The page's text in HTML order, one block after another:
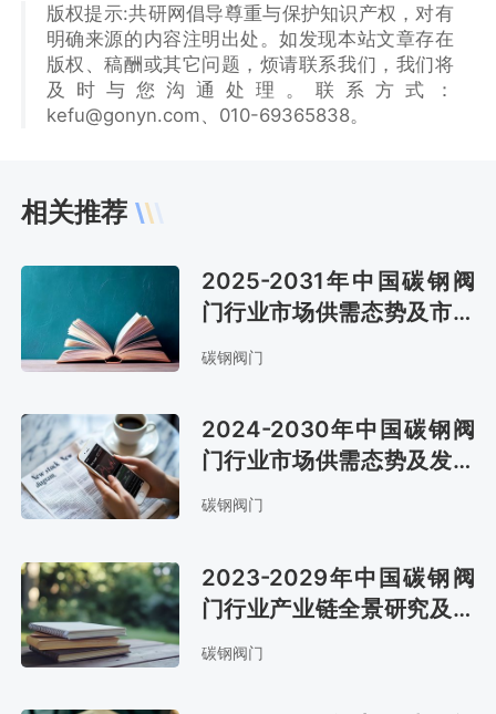
版权提示:共研网倡导尊重与保护知识产权，对有
明确来源的内容注明出处。如发现本站文章存在
版权、稿酬或其它问题，烦请联系我们，我们将
及时与您沟通处理。联系方式：
kefu@gonyn.com、010-69365838。
相关推荐
2025-2031年中国碳钢阀
门行业市场供需态势及市场
前景评估报告
碳钢阀门
2024-2030年中国碳钢阀
门行业市场供需态势及发展
战略咨询报告
碳钢阀门
2023-2029年中国碳钢阀
门行业产业链全景研究及发
展战略咨询报告
碳钢阀门